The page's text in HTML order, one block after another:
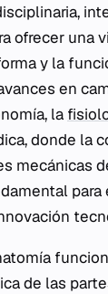
ofrecer una
y la
en
la
donde la
mecánicas
para
de las